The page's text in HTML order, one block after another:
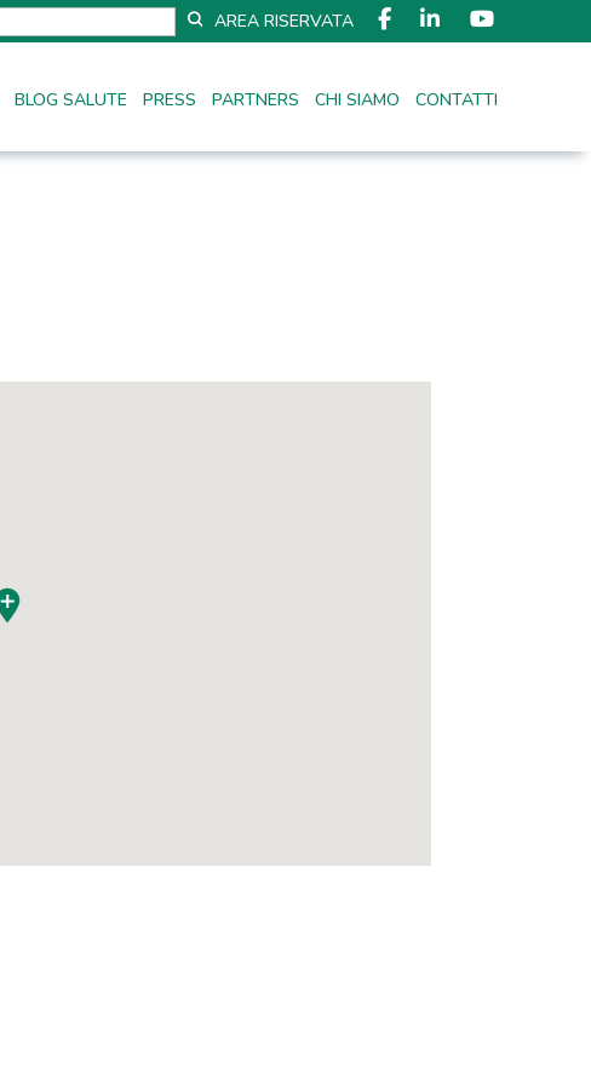
AREA RISERVATA
BLOG SALUTE PRESS PARTNERS CHI SIAMO CONTATTI